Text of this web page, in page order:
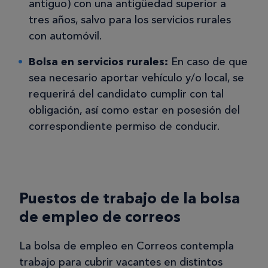
antiguo) con una antigüedad superior a
tres años, salvo para los servicios rurales
con automóvil.
Bolsa en servicios rurales: En caso de que
sea necesario aportar vehículo y/o local, se
requerirá del candidato cumplir con tal
obligación, así como estar en posesión del
correspondiente permiso de conducir.
Puestos de trabajo de la bolsa
de empleo de correos
La bolsa de empleo en Correos contempla
trabajo para cubrir vacantes en distintos